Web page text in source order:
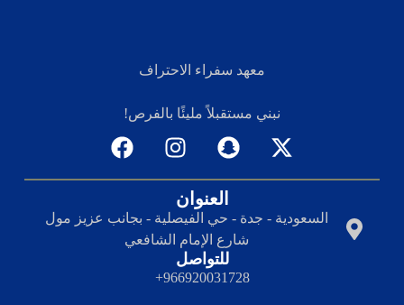
معهد سفراء الاحتراف
نبني مستقبلاً مليئًا بالفرص!
العنوان
السعودية - جدة - حي الفيصلية - بجانب عزيز مول
شارع الإمام الشافعي
للتواصل
966920031728+